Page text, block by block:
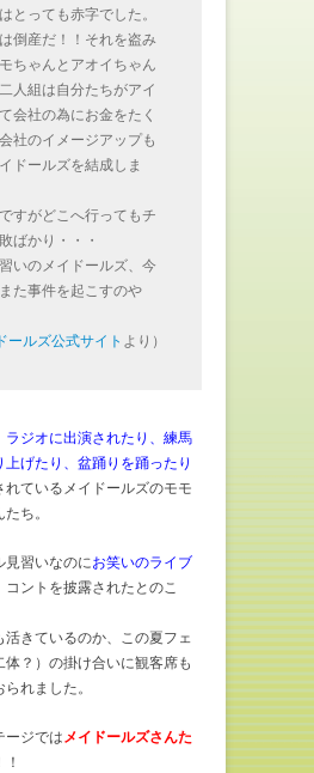
とっても赤字でした。
倒産だ！！それを盗み
ちゃんとアオイちゃん
人組は自分たちがアイ
会社の為にお金をたく
社のイメージアップも
ドールズを結成しま
すがどこへ行ってもチ
ばかり・・・
いのメイドールズ、今
た事件を起こすのや
ールズ公式サイト より）
ラジオに出演されたり、練馬
げたり、盆踊りを踊ったり
れているメイドールズのモモ
ち。
見習いなのにお笑いのライブ
コントを披露されたとのこ
活きているのか、この夏フェ
体？）の掛け合いに観客席も
れました。
ージではメイドールズさんた